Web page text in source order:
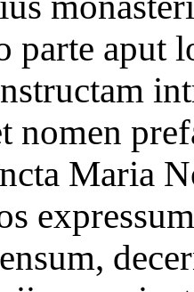
parte aput
nomen
Maria